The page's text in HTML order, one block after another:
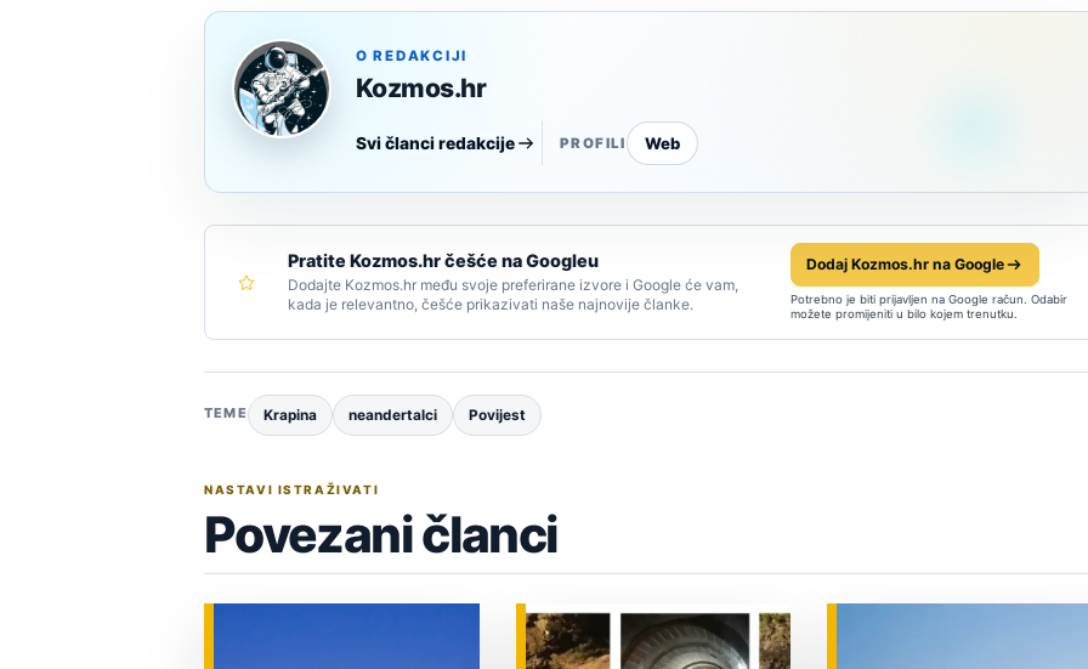
O REDAKCIJI
Kozmos.hr
Svi članci redakcije PROFILI Web
Pratite Kozmos.hr češće na Googleu
Dodajte Kozmos.hr među svoje preferirane izvore i Google će vam,
kada je relevantno, češće prikazivati naše najnovije članke.
Dodaj Kozmos.hr na Google
Potrebno je biti prijavljen na Google račun. Odabir
možete promijeniti u bilo kojem trenutku.
TEME Krapina neandertalci Povijest
NASTAVI ISTRAŽIVATI
Povezani članci